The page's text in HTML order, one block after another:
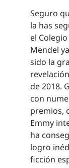
Seguro
la has
el
Mendel
sido la
de 2018.
con
premios,
Emmy
ha
logro
ficción